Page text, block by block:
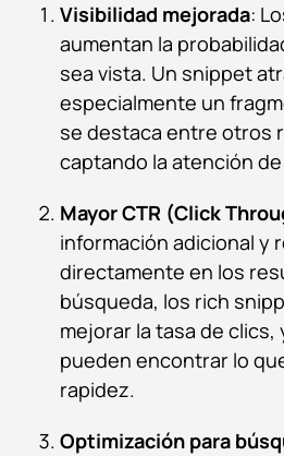
Visibilidad mejorada:
aumentan la
sea vista. Un snippet
especialmente un
se destaca entre otros
captando la atención
Mayor CTR (Click
información adicional y
directamente en los
búsqueda, los rich
mejorar la tasa de
pueden encontrar lo
rapidez.
Optimización para